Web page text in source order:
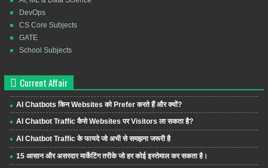
DevOps
CS Core Subjects
GATE
School Subjects
Current Affair
AI Chatbots किन Websites को Prefer करते हैं और क्यों?
AI Chatbot Traffic कैसे Websites पर Visitors ला सकता है?
AI Chatbot Traffic के फायदे जो अभी से समझना जरूरी है
15 आसान और असरदार मार्केटिंग तरीके जो हर कोई इस्तेमाल कर सकता है।